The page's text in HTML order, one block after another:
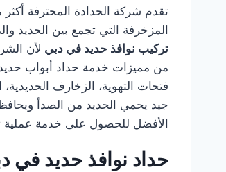
تقدم شركة الحدادة المحترفة أكثر
المزخرفة التي تجمع بين الحديد
تركيب نوافذ حديد في دبي لأن
من مميزات خدمة حداد أبواب حديد
فتحات التهوية، الزخارف
جيد يحمي الحديد من الصدأ
الأفضل للحصول على خدمة عملية
حداد نوافذ حديد في